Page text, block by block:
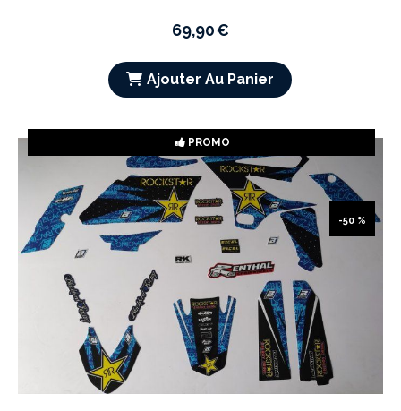
69,90€
Ajouter Au Panier
PROMO
-50 %